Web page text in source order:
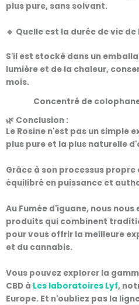
plus pure, sans solvant.
🔹 Quelle est la durée de vie
S'il est stocké dans un
lumière et de la chaleur,
mois.
Concentré de
🌿 Conclusion :
Le Rosine n'est pas un simple
plus pure et la plus naturelle
Grâce à son processus
équilibré en puissance et
Au Fumée d'iguane, nous
produits qui combinent
pour vous offrir la meilleure
et du cannabis.
Vous pouvez explorer la
CBD à Les laboratoires Lyf,
Europe. Et n'oubliez pas la